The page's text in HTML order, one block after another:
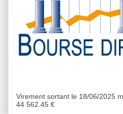
Virement sortant le 18/06/2025
44 562.45 €